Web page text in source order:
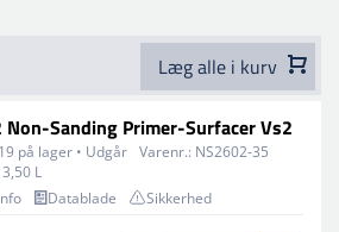
Læg alle i kurv
Non-Sanding Primer-Surfacer Vs2
19 på lager • Udgår Varenr.: NS2602-35
3,50 L
Datablade Sikkerhed